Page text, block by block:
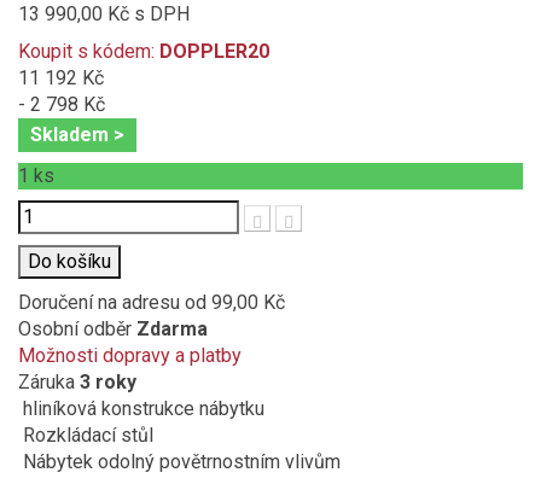
13 990,00 Kč s DPH
Koupit s kódem: DOPPLER20
11 192 Kč
- 2 798 Kč
Skladem >
1 ks
Počet
Do košíku
Doručení na adresu od 99,00 Kč
Osobní odběr Zdarma
Možnosti dopravy a platby
Záruka 3 roky
hliníková konstrukce nábytku
Rozkládací stůl
Nábytek odolný povětrnostním vlivům